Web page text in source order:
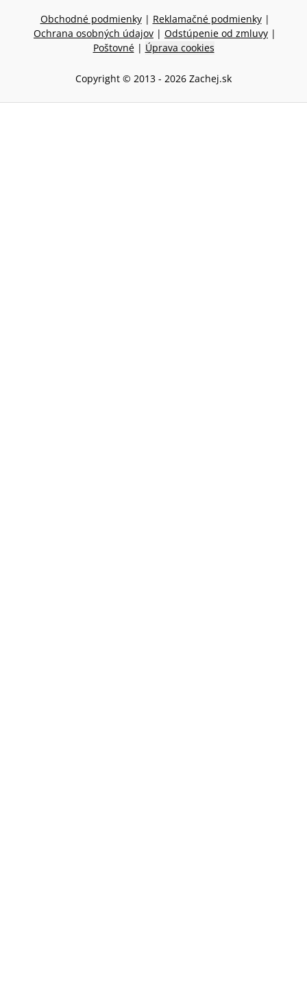
Obchodné podmienky | Reklamačné podmienky |
Ochrana osobných údajov | Odstúpenie od zmluvy |
Poštovné | Úprava cookies
Copyright © 2013 - 2026 Zachej.sk